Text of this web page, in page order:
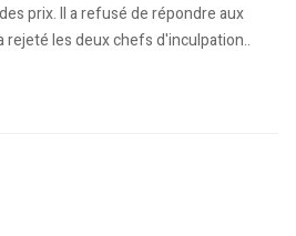
prix. Il a refusé de répondre aux
les deux chefs d'inculpation..
: l'homme qui a planté le drapeau
: Émeutes en Tunisie. L’ENTV n’a rien vu !